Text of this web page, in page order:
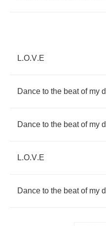
L.O.V.E
Dance to the beat of my
Dance to the beat of my
L.O.V.E
Dance to the beat of my